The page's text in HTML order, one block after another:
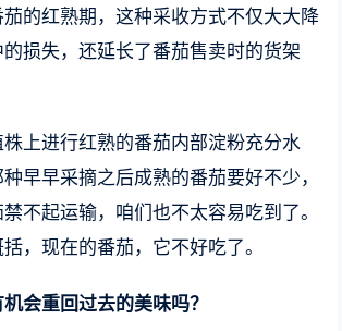
的红熟期，这种采收方式不仅大大降
损失，还延长了番茄售卖时的货架
上进行红熟的番茄内部淀粉充分水
早早采摘之后成熟的番茄要好不少，
不起运输，咱们也不太容易吃到了。
，现在的番茄，它不好吃了。
会重回过去的美味吗？